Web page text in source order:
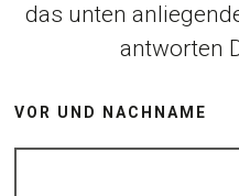
das unten
antworten
VOR UND NACHNAME